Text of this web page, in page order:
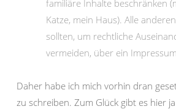
familiäre Inhalte beschränken
Katze, mein Haus). Alle
sollten, um rechtliche
vermeiden, über ein
Daher habe ich mich vorhin dran
zu schreiben. Zum Glück gibt es hier